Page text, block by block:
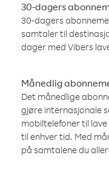
30-dagers
30-dagers
samtaler til
dager med Vibers
Månedlig
Det månedlige
gjøre internasjonale
mobiltelefoner til
til enhver tid. Med
på samtalene du